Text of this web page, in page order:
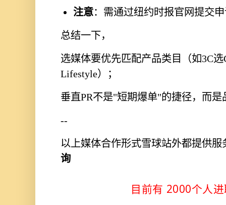
注意：需通过纽约时报官网提交
总结一下，
选媒体要优先匹配产品类目（如3C选
Lifestyle）；
垂直PR不是"短期爆单"的捷径，而
--
以上媒体合作形式雪球站外都提供服
询
目前有 2000个人